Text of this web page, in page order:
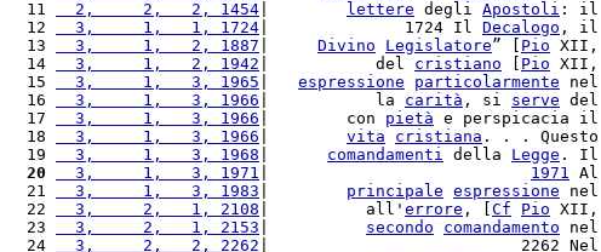
11
  2,     2,   2, 1454
lettere degli Apostoli : il
12
  3,     1,   1, 1724
|              1724 Il Decalogo , il
13
  3,     1,   2, 1887
Divino Legislatore” [ Pio XII,
14
  3,     1,   2, 1942
|           del cristiano Pio XII,
15
  3,     1,   3, 1965
espressione particolarmente nel
16
  3,     1,   3, 1966
|           la carità , si serve del
17
  3,     1,   3, 1966
|        con pietà e perspicacia il
18
  3,     1,   3, 1966
vita cristiana . . . Questo
19
  3,     1,   3, 1968
comandamenti della Legge . Il
20
  3,     1,   3, 1971
1971 Al
21
  3,     1,   3, 1983
principale espressione nel
22
  3,     2,   1, 2108
|          all' errore , [ Cf Pio XII,
23
  3,     2,   1, 2153
secondo comandamento nel
24
  3,     2,   2, 2262
|                          2262 Nel